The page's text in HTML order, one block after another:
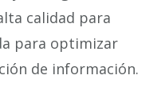
calidad para
para optimizar
de información.